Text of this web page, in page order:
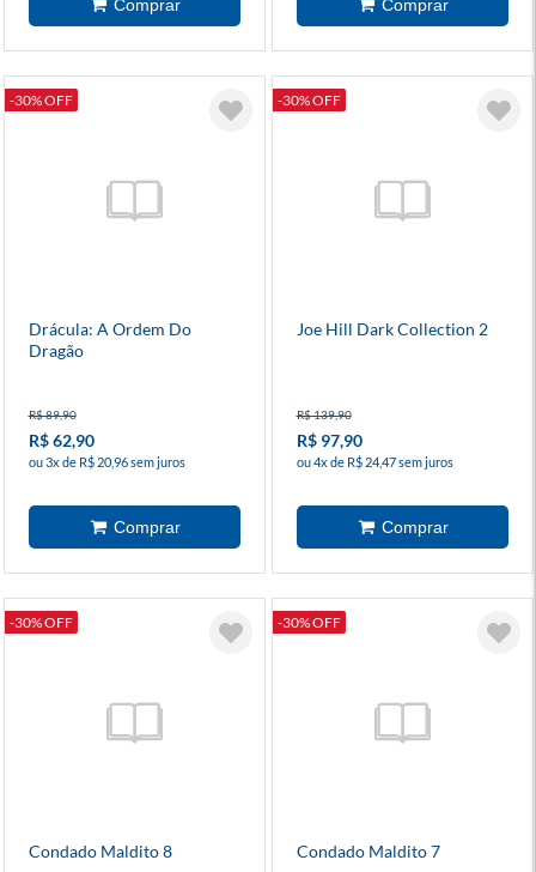
-30% OFF
Drácula: A Ordem Do
Dragão
R$ 89,90
R$ 62,90
ou 3x de R$ 20,96 sem juros
-30% OFF
Joe Hill Dark Collection 2
R$ 139,90
R$ 97,90
ou 4x de R$ 24,47 sem juros
-30% OFF
Condado Maldito 8
-30% OFF
Condado Maldito 7